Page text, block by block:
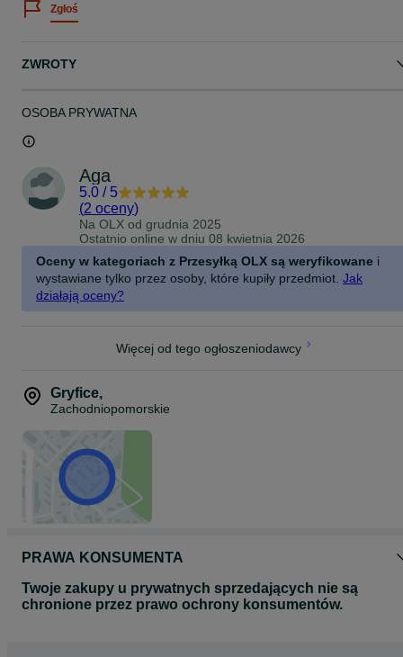
Zgłoś
ZWROTY
OSOBA PRYWATNA
Aga
5.0 / 5
(2 oceny)
Na OLX od grudnia 2025
Ostatnio online w dniu 08 kwietnia 2026
Oceny w kategoriach z Przesyłką OLX są weryfikowane i
wystawiane tylko przez osoby, które kupiły przedmiot. Jak
działają oceny?
Więcej od tego ogłoszeniodawcy
Gryfice,
Zachodniopomorskie
PRAWA KONSUMENTA
Twoje zakupy u prywatnych sprzedających nie są
chronione przez prawo ochrony konsumentów.